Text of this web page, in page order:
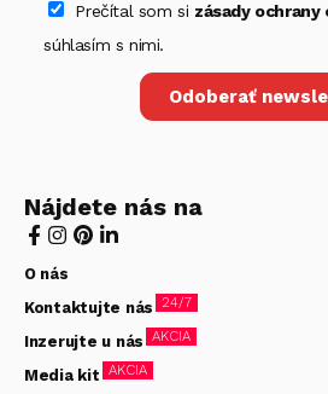
Prečítal som si zásady ochrany
súhlasím s nimi.
Odoberať
Nájdete nás na
O nás
Kontaktujte nás 24/7
Inzerujte u nás AKCIA
Media kit AKCIA